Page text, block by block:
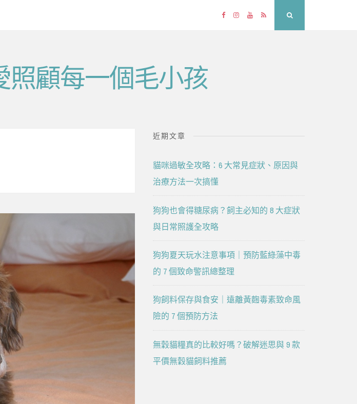
FacebookInstagram
YouTube
RSS
照顧每一個毛小孩
近期文章
貓咪過敏全攻略：6 大常見症狀、原因與
治療方法一次搞懂
狗狗也會得糖尿病？飼主必知的 8 大症狀
與日常照護全攻略
狗狗夏天玩水注意事項｜預防藍綠藻中毒
的 7 個致命警訊總整理
狗飼料保存與食安｜遠離黃麴毒素致命風
險的 7 個預防方法
無穀貓糧真的比較好嗎？破解迷思與 9 款
平價無穀貓飼料推薦